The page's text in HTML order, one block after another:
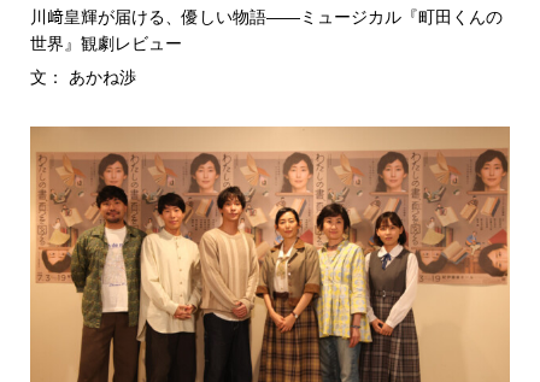
川﨑皇輝が届ける、優しい物語――ミュージカル『町田くんの
世界』観劇レビュー
文： あかね渉